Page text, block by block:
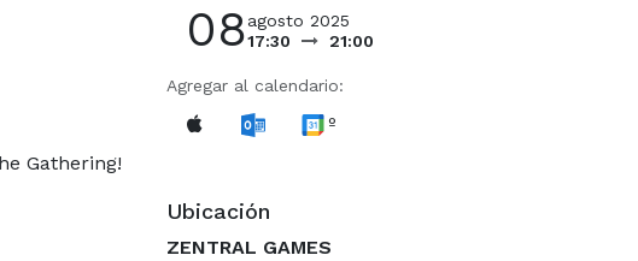
Gathering!
08agosto 2025
17:30
21:00
Agregar al calendario:
º
Ubicación
ZENTRAL GAMES